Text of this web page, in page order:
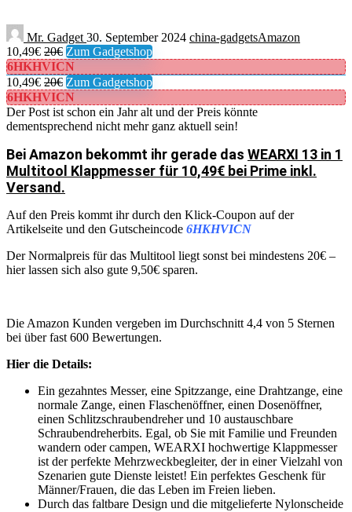
Mr. Gadget 30. September 2024 china-gadgetsAmazon
10,49€ 20€ Zum Gadgetshop
6HKHVICN
10,49€ 20€ Zum Gadgetshop
6HKHVICN
Der Post ist schon ein Jahr alt und der Preis könnte
dementsprechend nicht mehr ganz aktuell sein!
Bei Amazon bekommt ihr gerade das WEARXI 13 in 1
Multitool Klappmesser für 10,49€ bei Prime inkl.
Versand.
Auf den Preis kommt ihr durch den Klick-Coupon auf der
Artikelseite und den Gutscheincode 6HKHVICN
Der Normalpreis für das Multitool liegt sonst bei mindestens 20€ –
hier lassen sich also gute 9,50€ sparen.
Die Amazon Kunden vergeben im Durchschnitt 4,4 von 5 Sternen
bei über fast 600 Bewertungen.
Hier die Details:
Ein gezahntes Messer, eine Spitzzange, eine Drahtzange, eine
normale Zange, einen Flaschenöffner, einen Dosenöffner,
einen Schlitzschraubendreher und 10 austauschbare
Schraubendreherbits. Egal, ob Sie mit Familie und Freunden
wandern oder campen, WEARXI hochwertige Klappmesser
ist der perfekte Mehrzweckbegleiter, der in einer Vielzahl von
Szenarien gute Dienste leistet! Ein perfektes Geschenk für
Männer/Frauen, die das Leben im Freien lieben.
Durch das faltbare Design und die mitgelieferte Nylonscheide